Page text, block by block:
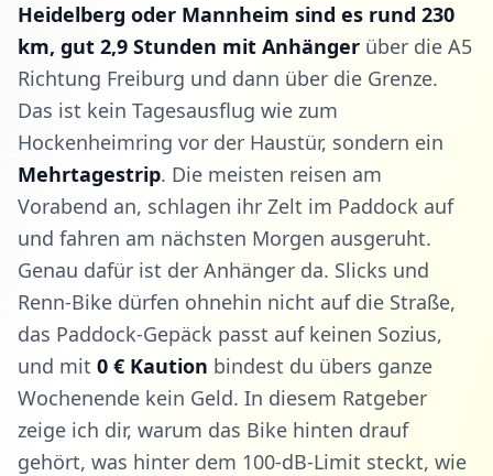
Heidelberg oder Mannheim sind es rund 230
km, gut 2,9 Stunden mit Anhänger über die A5
Richtung Freiburg und dann über die Grenze.
Das ist kein Tagesausflug wie zum
Hockenheimring vor der Haustür, sondern ein
Mehrtagestrip. Die meisten reisen am
Vorabend an, schlagen ihr Zelt im Paddock auf
und fahren am nächsten Morgen ausgeruht.
Genau dafür ist der Anhänger da. Slicks und
Renn-Bike dürfen ohnehin nicht auf die Straße,
das Paddock-Gepäck passt auf keinen Sozius,
und mit 0 € Kaution bindest du übers ganze
Wochenende kein Geld. In diesem Ratgeber
zeige ich dir, warum das Bike hinten drauf
gehört, was hinter dem 100-dB-Limit steckt, wie